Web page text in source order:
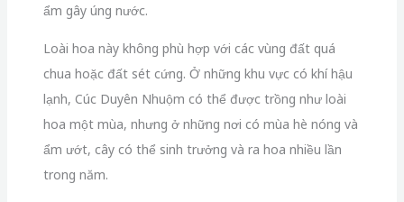
ẩm gây úng nước.
Loài hoa này không phù hợp với các vùng đất quá
chua hoặc đất sét cứng. Ở những khu vực có khí hậu
lạnh, Cúc Duyên Nhuộm có thể được trồng như loài
hoa một mùa, nhưng ở những nơi có mùa hè nóng và
ẩm ướt, cây có thể sinh trưởng và ra hoa nhiều lần
trong năm.